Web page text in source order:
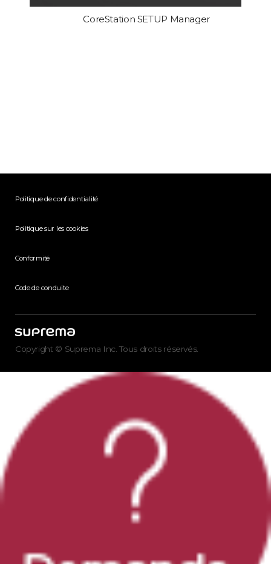
CoreStation SETUP Manager
Politique de confidentialité
Politique sur les cookies
Conformité
Code de conduite
Copyright © Suprema Inc. Tous droits réservés.